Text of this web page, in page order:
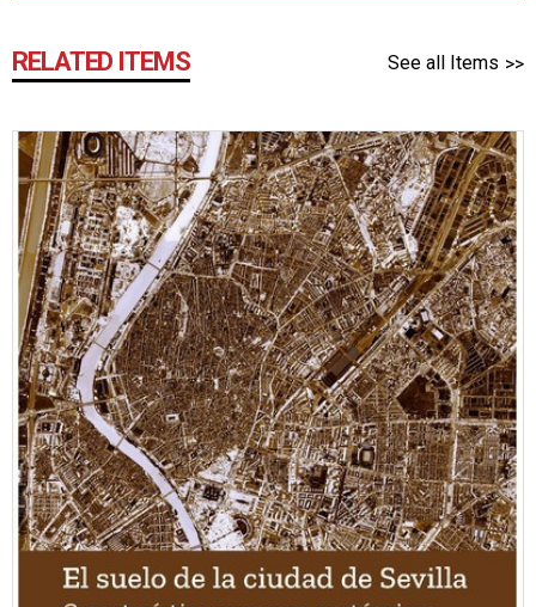
RELATED ITEMS See all Items